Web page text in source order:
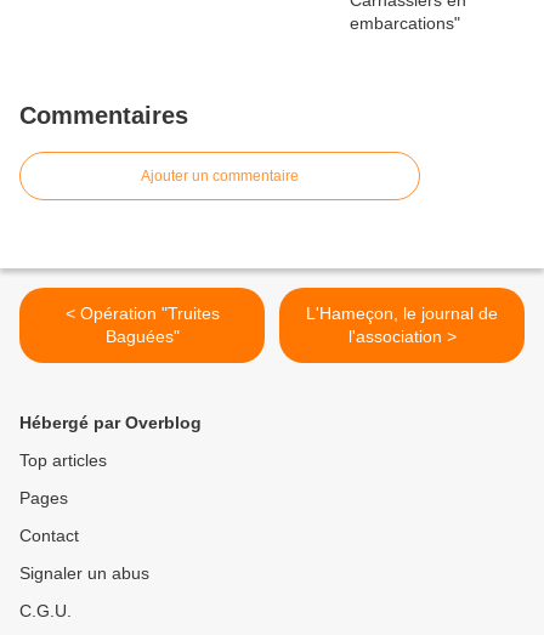
Commentaires
Ajouter un commentaire
< Opération "Truites
Baguées"
L'Hameçon, le journal de
l'association >
Hébergé par Overblog
Top articles
Pages
Contact
Signaler un abus
C.G.U.